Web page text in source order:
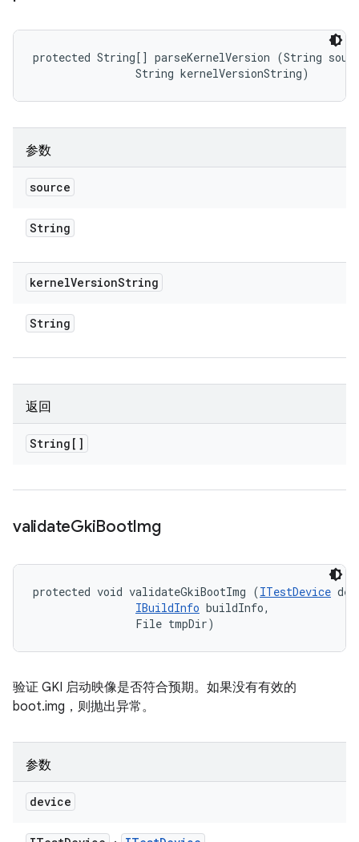
protected String[] parseKernelVersion (String
                String kernelVersionString)
参数
source
String
kernelVersionString
String
返回
String[]
validateGkiBootImg
protected void validateGkiBootImg (ITestDevice
IBuildInfo buildInfo,
                File tmpDir)
验证 GKI 启动映像是否符合预期。如果没有有效的
boot.img，则抛出异常。
参数
device